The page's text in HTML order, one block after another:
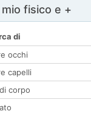
mio fisico e +
di
occhi
capelli
corpo